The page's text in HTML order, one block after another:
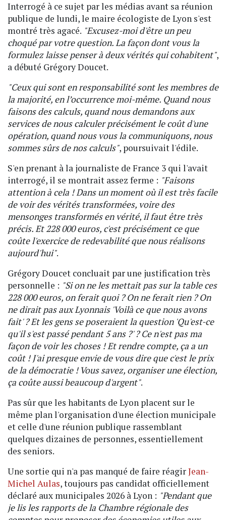
Interrogé à ce sujet par les médias avant sa réunion
publique de lundi, le maire écologiste de Lyon s'est
montré très agacé. "Excusez-moi d'être un peu
choqué par votre question. La façon dont vous la
formulez laisse penser à deux vérités qui cohabitent",
a débuté Grégory Doucet.
"Ceux qui sont en responsabilité sont les membres de
la majorité, en l’occurrence moi-même. Quand nous
faisons des calculs, quand nous demandons aux
services de nous calculer précisément le coût d'une
opération, quand nous vous la communiquons, nous
sommes sûrs de nos calculs", poursuivait l'édile.
S'en prenant à la journaliste de France 3 qui l'avait
interrogé, il se montrait assez ferme : "Faisons
attention à cela ! Dans un moment où il est très facile
de voir des vérités transformées, voire des
mensonges transformés en vérité, il faut être très
précis. Et 228 000 euros, c'est précisément ce que
coûte l'exercice de redevabilité que nous réalisons
aujourd'hui".
Grégory Doucet concluait par une justification très
personnelle : "Si on ne les mettait pas sur la table ces
228 000 euros, on ferait quoi ? On ne ferait rien ? On
ne dirait pas aux Lyonnais 'Voilà ce que nous avons
fait' ? Et les gens se poseraient la question 'Qu'est-ce
qu'il s'est passé pendant 5 ans ?' ? Ce n'est pas ma
façon de voir les choses ! Et rendre compte, ça a un
coût ! J'ai presque envie de vous dire que c'est le prix
de la démocratie ! Vous savez, organiser une élection,
ça coûte aussi beaucoup d'argent".
Pas sûr que les habitants de Lyon placent sur le
même plan l'organisation d'une élection municipale
et celle d'une réunion publique rassemblant
quelques dizaines de personnes, essentiellement
des seniors.
Une sortie qui n'a pas manqué de faire réagirJean-
Michel Aulas, toujours pas candidat officiellement
déclaré aux municipales 2026 à Lyon : "Pendant que
je lis les rapports de la Chambre régionale des